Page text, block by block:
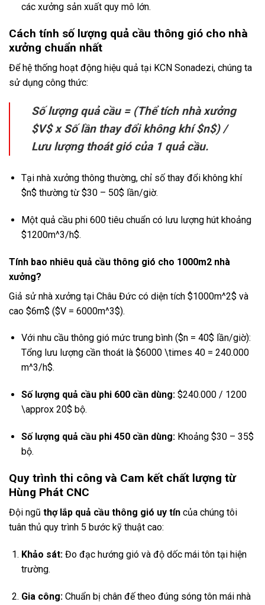
các xưởng sản xuất quy mô lớn.
Cách tính số lượng quả cầu thông gió cho nhà
xưởng chuẩn nhất
Để hệ thống hoạt động hiệu quả tại KCN Sonadezi, chúng ta
sử dụng công thức:
Số lượng quả cầu = (Thể tích nhà xưởng
$V$x Số lần thay đổi không khí$n$) /
Lưu lượng thoát gió của 1 quả cầu.
Tại nhà xưởng thông thường, chỉ số thay đổi không khí
$n$ thường từ $30 – 50$ lần/giờ.
Một quả cầu phi 600 tiêu chuẩn có lưu lượng hút khoảng
$1200m^3/h$.
Tính bao nhiêu quả cầu thông gió cho 1000m2 nhà
xưởng?
Giả sử nhà xưởng tại Châu Đức có diện tích $1000m^2$ và
cao $6m$ ($V = 6000m^3$).
Với nhu cầu thông gió mức trung bình ($n = 40$ lần/giờ):
Tổng lưu lượng cần thoát là $6000 \times 40 = 240.000
m^3/h$.
Số lượng quả cầu phi 600 cần dùng: $240.000 / 1200
\approx 20$ bộ.
Số lượng quả cầu phi 450 cần dùng:Khoảng $30 – 35$
bộ.
Quy trình thi công và Cam kết chất lượng từ
Hùng Phát CNC
Đội ngũ thợ lắp quả cầu thông gió uy tín của chúng tôi
tuân thủ quy trình 5 bước kỹ thuật cao:
Khảo sát:Đo đạc hướng gió và độ dốc mái tôn tại hiện
trường.
Gia công:Chuẩn bị chân đế theo đúng sóng tôn mái nhà